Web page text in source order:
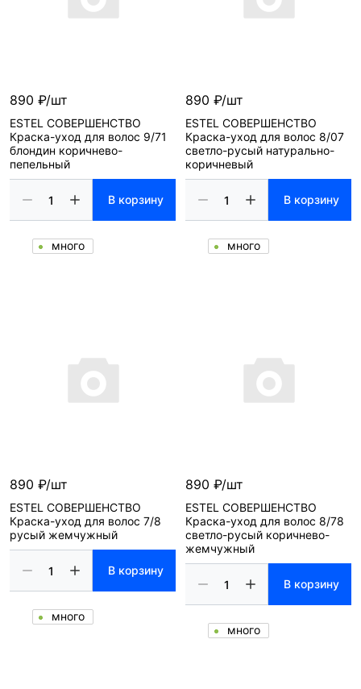
890 ₽/шт
ESTEL СОВЕРШЕНСТВО
Краска-уход для волос 9/71
блондин коричнево-
пепельный
В корзину
много
890 ₽/шт
ESTEL СОВЕРШЕНСТВО
Краска-уход для волос 8/07
светло-русый натурально-
коричневый
В корзину
много
890 ₽/шт
ESTEL СОВЕРШЕНСТВО
Краска-уход для волос 7/8
русый жемчужный
В корзину
много
890 ₽/шт
ESTEL СОВЕРШЕНСТВО
Краска-уход для волос 8/78
светло-русый коричнево-
жемчужный
В корзину
много